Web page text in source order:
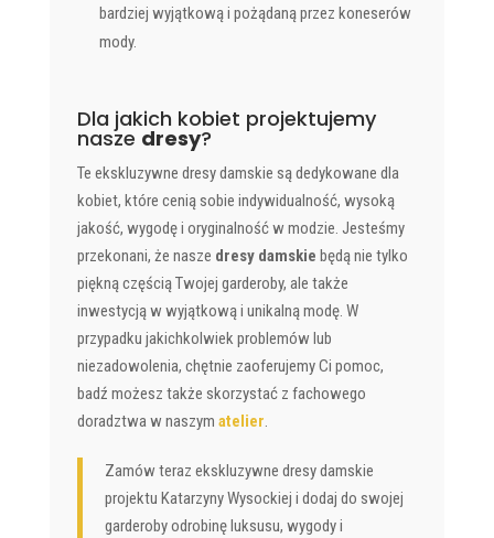
bardziej wyjątkową i pożądaną przez koneserów
mody.
Dla jakich kobiet projektujemy
nasze dresy?
Te ekskluzywne dresy damskie są dedykowane dla
kobiet, które cenią sobie indywidualność, wysoką
jakość, wygodę i oryginalność w modzie. Jesteśmy
przekonani, że nasze dresy damskie będą nie tylko
piękną częścią Twojej garderoby, ale także
inwestycją w wyjątkową i unikalną modę. W
przypadku jakichkolwiek problemów lub
niezadowolenia, chętnie zaoferujemy Ci pomoc,
badź możesz także skorzystać z fachowego
doradztwa w naszym atelier.
Zamów teraz ekskluzywne dresy damskie
projektu Katarzyny Wysockiej i dodaj do swojej
garderoby odrobinę luksusu, wygody i